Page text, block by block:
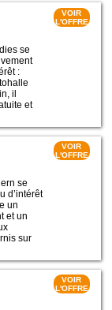
se
:
il
et
VOIR
L'OFFRE
se
d’intérêt
un
et un
sur
VOIR
L'OFFRE
VOIR
L'OFFRE